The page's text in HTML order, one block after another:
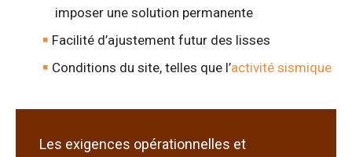
imposer une solution permanente
Facilité d’ajustement futur des lisses
Conditions du site, telles que l’activité sismique
Les exigences opérationnelles et